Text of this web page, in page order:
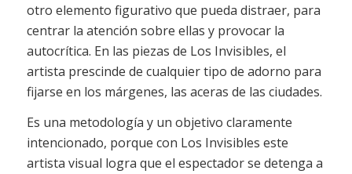
otro elemento figurativo que pueda distraer, para
centrar la atención sobre ellas y provocar la
autocrítica. En las piezas de Los Invisibles, el
artista prescinde de cualquier tipo de adorno para
fijarse en los márgenes, las aceras de las ciudades.
Es una metodología y un objetivo claramente
intencionado, porque con Los Invisibles este
artista visual logra que el espectador se detenga a